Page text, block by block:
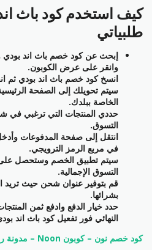
كيف استخدم كود باث
طلبياتي
إبحث عن كود خصم باث اند
وانقر على عرض الكوبون.
انسخ كود خصم باث اند بودي ثم
الخاصة ببلدك.
حددي المنتجات التي ترغبي في
التسوق.
انتقل إلى صفحة المدفوعات
في مربع الرمز الترويجي.
سيتم تطبيق الخصم وستحصل
التسوق الإجمالية.
قم بتوفير عنوان شحن حيث تريد
بشرائها.
حدد خيار الدفع وادفع ثمن
النهائي فور تفعيل كود باث اند
كود خصم نون – كوبون Noon – مدونة ريلمي